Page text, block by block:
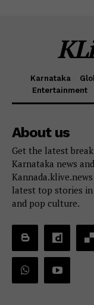
Karnataka
Entertainment
About us
Get the latest
Karnataka news
latest top stories in
and pop culture.